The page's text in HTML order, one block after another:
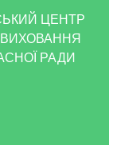
ЦЕНТР
РАДИ